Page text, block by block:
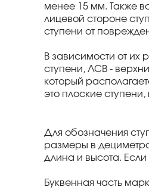
менее 15 мм. Также
лицевой стороне
ступени от
В зависимости от их
ступени, ЛСВ -
который
это плоские
Для обозначения
размеры в
длина и высота. Если
Буквенная часть